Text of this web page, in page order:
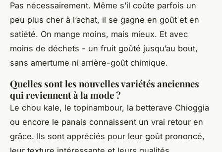
Pas nécessairement. Même s’il coûte parfois un
peu plus cher à l’achat, il se gagne en goût et en
satiété. On mange moins, mais mieux. Et avec
moins de déchets - un fruit goûté jusqu’au bout,
sans amertume ni arrière-goût chimique.
Quelles sont les nouvelles variétés anciennes
qui reviennent à la mode ?
Le chou kale, le topinambour, la betterave Chioggia
ou encore le panais connaissent un vrai retour en
grâce. Ils sont appréciés pour leur goût prononcé,